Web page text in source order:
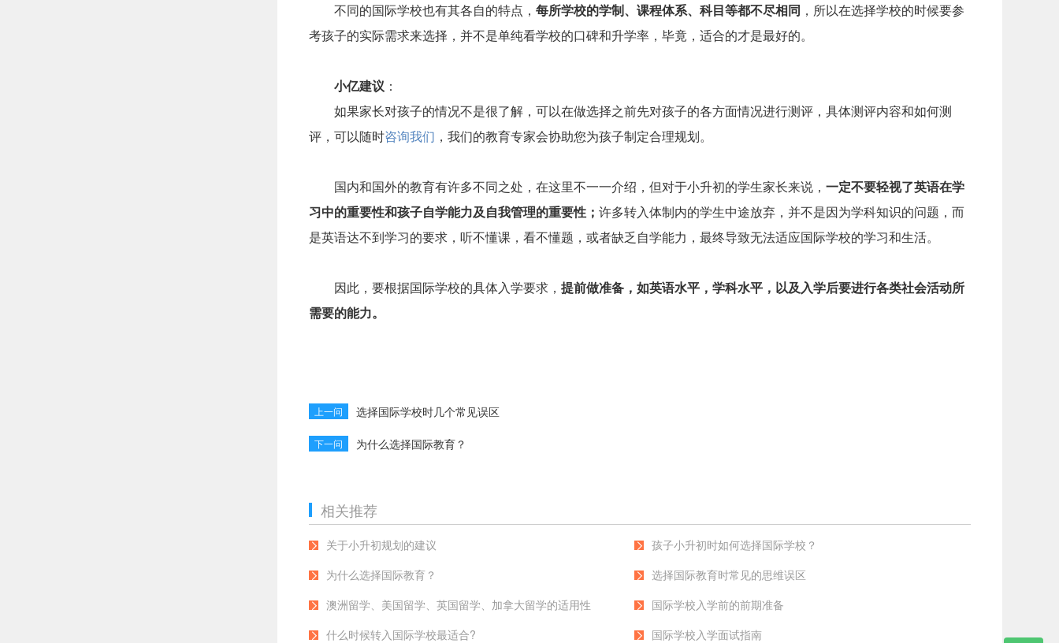
不同的国际学校也有其各自的特点， 每所学校的学制、课程体系、科目等都不尽相同 ，所以在选择学校的时候要参
考孩子的实际需求来选择，并不是单纯看学校的口碑和升学率，毕竟，适合的才是最好的。
小亿建议 ：
如果家长对孩子的情况不是很了解，可以在做选择之前先对孩子的各方面情况进行测评，具体测评内容和如何测
评， 可以随时咨询我们 ，我们的教育专家会协助您为孩子制定合理规划。
国内和国外的教育有许多不同之处，在这里不一一介绍，但对于小升初的学生家长来说， 一定不要轻视了英语在学
习中的重要性和孩子自学能力及自我管理的重要性； 许多转入体制内的学生中途放弃，并不是因为学科知识的问题，而
是英语达不到学习的要求，听不懂课，看不懂题，或者缺乏自学能力，最终导致无法适应国际学校的学习和生活。
因此，要根据国际学校的具体入学要求， 提前做准备，如英语水平，学科水平，以及入学后要进行各类社会活动所
需要的能力。
上一问 选择国际学校时几个常见误区
下一问 为什么选择国际教育？
相关推荐
关于小升初规划的建议
孩子小升初时如何选择国际学校？
为什么选择国际教育？
选择国际教育时常见的思维误区
澳洲留学、美国留学、英国留学、加拿大留学的适用性
国际学校入学前的前期准备
什么时候转入国际学校最适合?
国际学校入学面试指南